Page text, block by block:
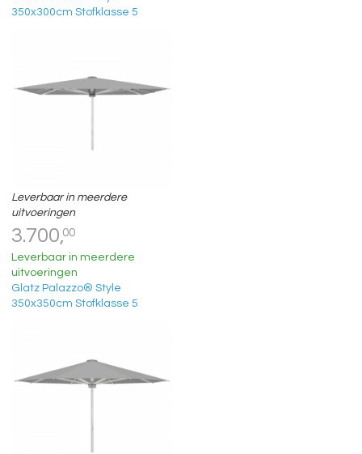
350x300cm Stofklasse 5
Leverbaar in meerdere
uitvoeringen
3.700,00
Leverbaar in meerdere
uitvoeringen
Glatz Palazzo® Style
350x350cm Stofklasse 5